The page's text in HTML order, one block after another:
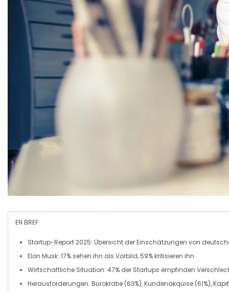
EN BREF
Startup-Report 2025: Übersicht der Einschätzungen von
Elon Musk: 17% sehen ihn als Vorbild,59%kritisieren ihn
Wirtschaftliche Situation: 47% der Startups empfinden
Herausforderungen: Bürokratie (63%),Kundenakquise (61%),